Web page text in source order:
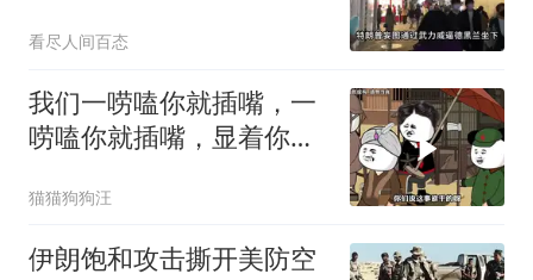
看尽人间百态
我们一唠嗑你就插嘴，一
唠嗑你就插嘴，显着你
猫猫狗狗汪
伊朗饱和攻击撕开美防空